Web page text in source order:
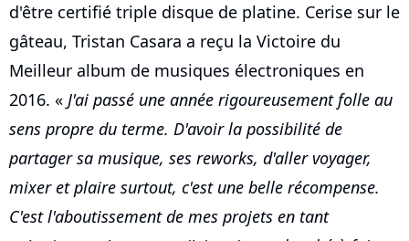
d'être certifié triple disque de platine. Cerise sur le
gâteau, Tristan Casara a reçu la Victoire du
Meilleur album de musiques électroniques en
2016. « J'ai passé une année rigoureusement folle au
sens propre du terme. D'avoir la possibilité de
partager sa musique, ses reworks, d'aller voyager,
mixer et plaire surtout, c'est une belle récompense.
C'est l'aboutissement de mes projets en tant